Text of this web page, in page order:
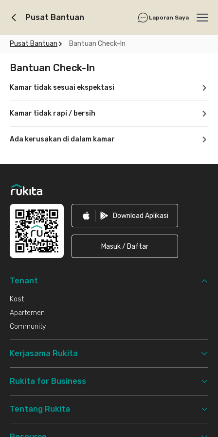
Pusat Bantuan Laporan Saya
Pusat Bantuan Bantuan Check-In
Bantuan Check-In
Kamar tidak sesuai ekspektasi
Kamar tidak rapi / bersih
Ada kerusakan di dalam kamar
Download Aplikasi
Masuk / Daftar
Tenant
Kost
Apartemen
Community
Kerjasama Rukita
Rukita for Business
Tentang Rukita